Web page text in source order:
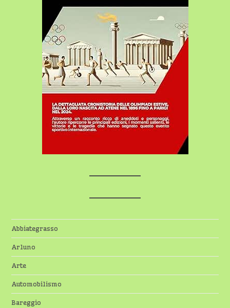
Abbiategrasso
Arluno
Arte
Automobilismo
Bareggio